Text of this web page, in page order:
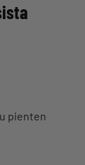
pienten